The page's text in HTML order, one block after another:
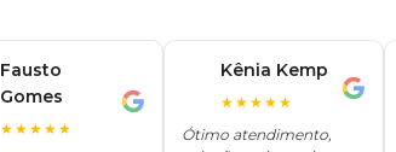
Fausto
Gomes
★★★★★
Kênia Kemp
★★★★★
Ótimo atendimento,